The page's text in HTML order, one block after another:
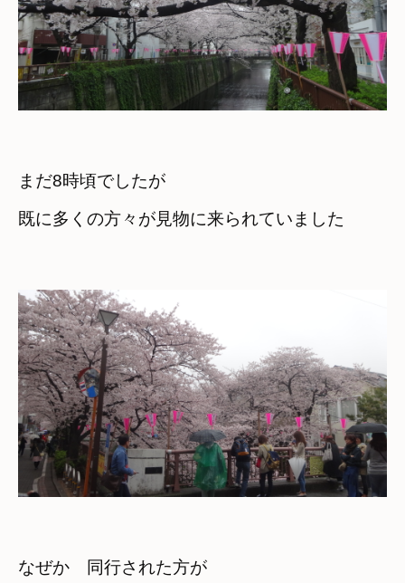
まだ8時頃でしたが
既に多くの方々が見物に来られていました
なぜか　同行された方が